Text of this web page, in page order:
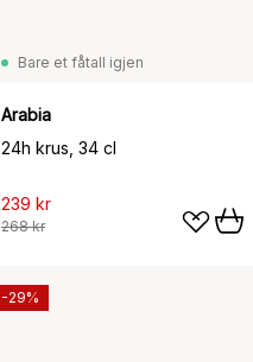
Bare et fåtall igjen
Arabia
24h krus, 34 cl
239 kr
268 kr
-29%